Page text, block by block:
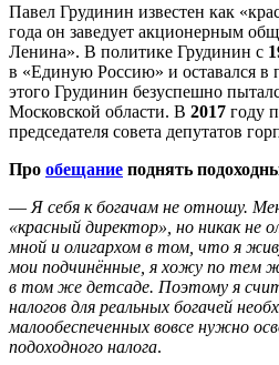
Павел Грудинин известен как
года он заведует акционерным
Ленина». В политике Грудинин с
в «Единую Россию» и оставался в
этого Грудинин безуспешно
Московской области. В 2017 году
председателя совета депутатов
Про обещание поднять
— Я себя к богачам не отношу.
«красный директор», но никак не
мной и олигархом в том, что я
мои подчинённые, я хожу по тем
в том же детсаде. Поэтому я
налогов для реальных богачей
малообеспеченных вовсе нужно
подоходного налога.